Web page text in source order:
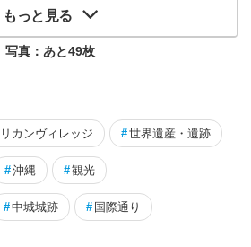
もっと見る
写真：あと49枚
カンヴィレッジ #世界遺産・遺跡
#沖縄 #観光
#中城城跡 # 国際通り